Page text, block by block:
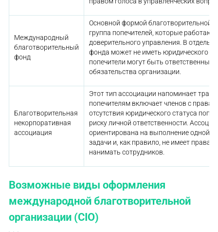
Международный
благотворительный
фонд
Основной формой благотворительной
группа попечителей, которые
доверительного управления. В
фонда может не иметь юридического
попечители могут быть
обязательства организации.
Благотворительная
некорпоративная
ассоциация
Этот тип ассоциации напоминает
попечителям включает членов с
отсутствия юридического статуса
риску личной ответственности.
ориентирована на выполнение одной
задачи и, как правило, не имеет права
нанимать сотрудников.
Возможные виды оформления
международной благотворительной
организации (CIO)